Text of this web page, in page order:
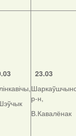
23.03
р-н,
В.Кавалёнак